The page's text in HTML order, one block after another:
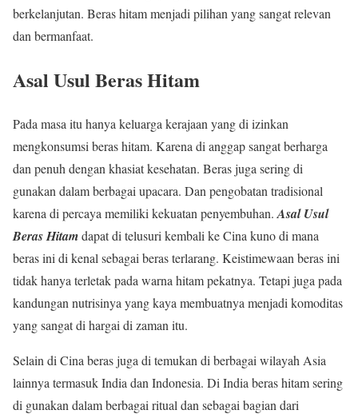
berkelanjutan. Beras hitam menjadi pilihan yang sangat relevan
dan bermanfaat.
Asal Usul Beras Hitam
Pada masa itu hanya keluarga kerajaan yang di izinkan
mengkonsumsi beras hitam. Karena di anggap sangat berharga
dan penuh dengan khasiat kesehatan. Beras juga sering di
gunakan dalam berbagai upacara. Dan pengobatan tradisional
karena di percaya memiliki kekuatan penyembuhan. Asal Usul
Beras Hitamdapat di telusuri kembali ke Cina kuno di mana
beras ini di kenal sebagai beras terlarang. Keistimewaan beras ini
tidak hanya terletak pada warna hitam pekatnya. Tetapi juga pada
kandungan nutrisinya yang kaya membuatnya menjadi komoditas
yang sangat di hargai di zaman itu.
Selain di Cina beras juga di temukan di berbagai wilayah Asia
lainnya termasuk India dan Indonesia. Di India beras hitam sering
di gunakan dalam berbagai ritual dan sebagai bagian dari